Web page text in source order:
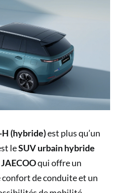
H (hybride)est plus qu’un
leSUV urbain hybride
JAECOOqui offre un
confort de conduite et un